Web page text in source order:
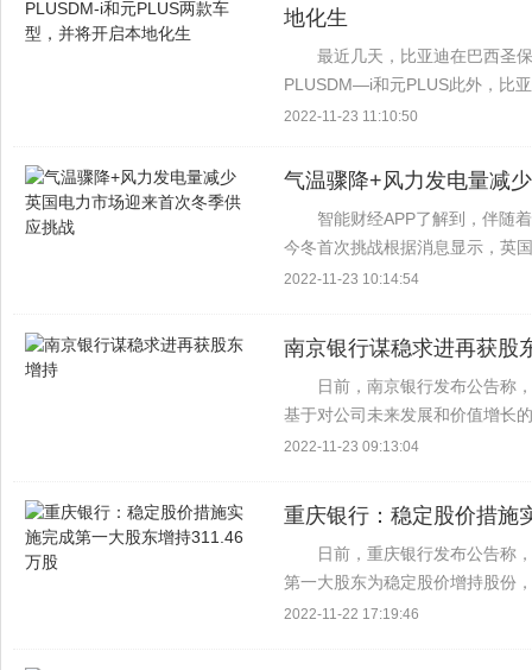
地化生
最近几天，比亚迪在巴西圣
PLUSDM—i和元PLUS此外，比
汽车产业的全球发展 比亚迪超
2022-11-23 11:10:50
气温骤降+风力发电量减
智能财经APP了解到，伴随
今冬首次挑战根据消息显示，英
性服务，该服务将使普通英国家
2022-11-23 10:14:54
南京银行谋稳求进再获股
日前，南京银行发布公告称
基于对公司未来发展和价值增长
式增持1.08亿股，增持比例为
2022-11-23 09:13:04
重庆银行：稳定股价措施
日前，重庆银行发布公告称
第一大股东为稳定股价增持股份
上述增持计划已实施完毕 公告显
2022-11-22 17:19:46